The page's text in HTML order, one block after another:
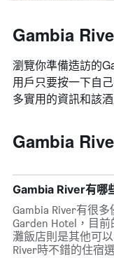
Gambia
瀏覽你準備造訪的
用戶只要按一下自
多實用的資訊和該
Gambia
Gambia River有哪
Gambia River有很
Garden Hotel，目
灘飯店則是其他可
River時不錯的住宿